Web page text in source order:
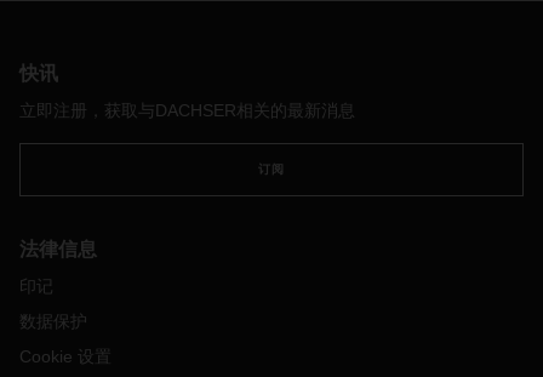
快讯
立即注册，获取与DACHSER相关的最新消息
订阅
法律信息
印记
数据保护
Cookie 设置